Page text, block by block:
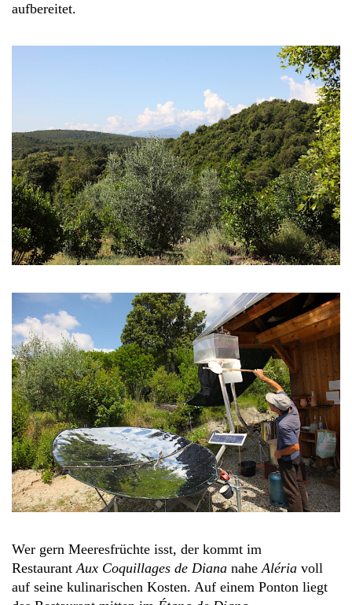
aufbereitet.
Wer gern Meeresfrüchte isst, der kommt im
Restaurant Aux Coquillages de Diana nahe Aléria voll
auf seine kulinarischen Kosten. Auf einem Ponton liegt